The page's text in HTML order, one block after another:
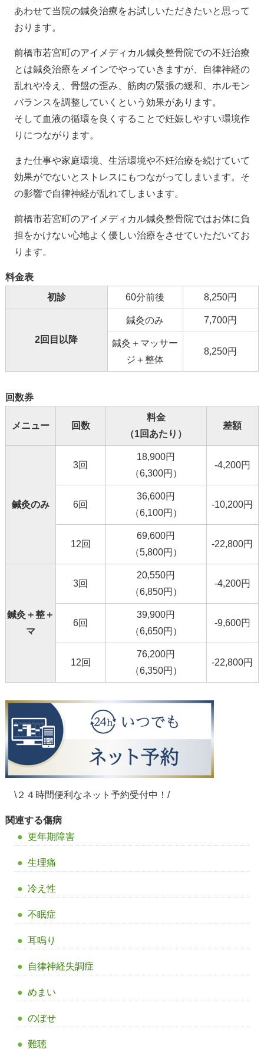
あわせて当院の鍼灸治療をお試しいただきたいと思って
おります。
前橋市若宮町のアイメディカル鍼灸整骨院での不妊治療
とは鍼灸治療をメインでやっていきますが、自律神経の
乱れや冷え、骨盤の歪み、筋肉の緊張の緩和、ホルモン
バランスを調整していくという効果があります。
そして血液の循環を良くすることで妊娠しやすい環境作
りにつながります。
また仕事や家庭環境、生活環境や不妊治療を続けていて
効果がでないとストレスにもつながってしまいます。そ
の影響で自律神経が乱れてしまいます。
前橋市若宮町のアイメディカル鍼灸整骨院ではお体に負
担をかけない心地よく優しい治療をさせていただいてお
ります。
料金表
初診
60分前後 8,250円
2回目以降
鍼灸のみ 7,700円
鍼灸＋マッサー
ジ＋整体
8,250円
回数券
メニュー 回数
料金
（1回あたり）
差額
鍼灸のみ
3回
18,900円
（6,300円）
-4,200円
6回
36,600円
（6,100円）
-10,200円
12回
69,600円
（5,800円）
-22,800円
鍼灸＋整＋
マ
3回
20,550円
（6,850円）
-4,200円
6回
39,900円
（6,650円）
-9,600円
12回
76,200円
（6,350円）
-22,800円
\２４時間便利なネット予約受付中！/
関連する傷病
更年期障害
生理痛
冷え性
不眠症
耳鳴り
自律神経失調症
めまい
のぼせ
難聴